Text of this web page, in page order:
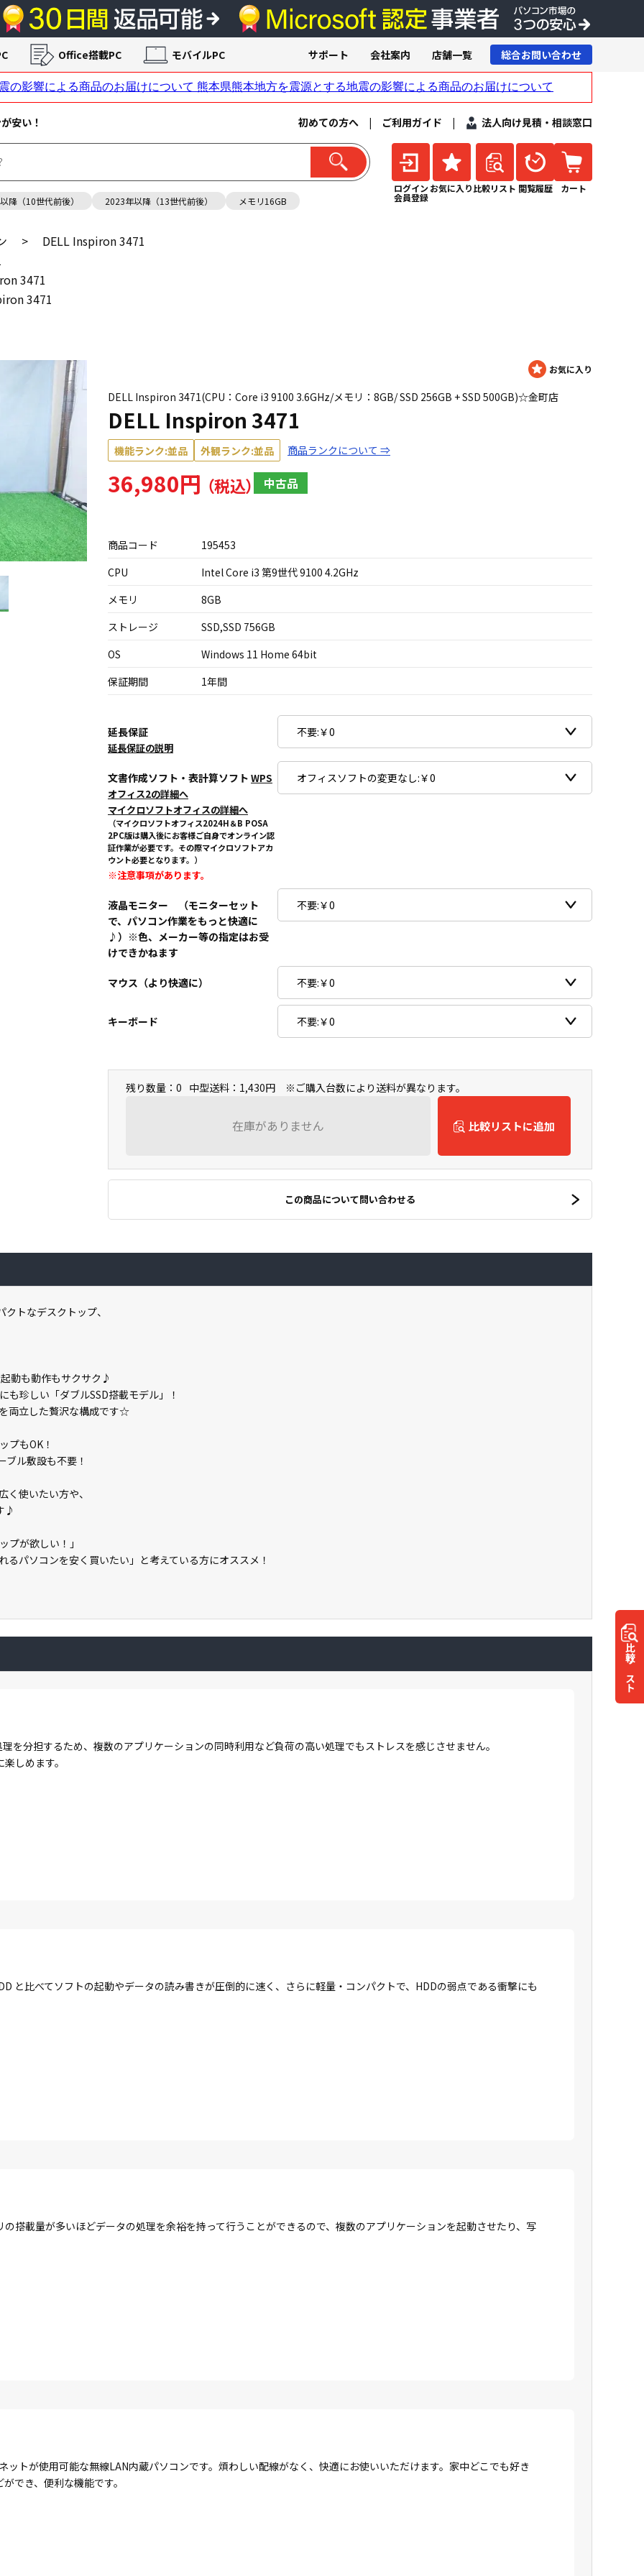
安い！ 初めての方へ | ご利用ガイド | 法人向け見積・相談窓口
降（10世代前後） 2023年以降（13世代前後） メモリ16GB
ログイン
会員登録
お気に入り 比較リスト 閲覧履歴 カート
Office搭載PC モバイルPC サポート 会社案内 店舗一覧 総合お問い合わせ
>
DELL Inspiron 3471
3471
3471
DELL Inspiron 3471(CPU：Core i3 9100 3.6GHz/メモリ：8GB/ SSD 256GB + SSD 500GB)☆金町店
DELL Inspiron 3471
機能ランク:並品 外観ランク:並品 商品ランクについて ⇒
36,980円 中古品
商品コード
195453
CPU
Intel Core i3 第9世代 9100 4.2GHz
メモリ
8GB
ストレージ
SSD,SSD 756GB
OS
Windows 11 Home 64bit
保証期間
1年間
延長保証
延長保証の説明
文書作成ソフト・表計算ソフト WPS
オフィス2の詳細へ
マイクロソフトオフィスの詳細へ
（マイクロソフトオフィス2024H＆B POSA
2PC版は購入後にお客様ご自身でオンライン認
証作業が必要です。その際マイクロソフトアカ
ウント必要となります。）
※注意事項があります。
液晶モニター （モニターセット
で、パソコン作業をもっと快適に
♪）※色、メーカー等の指定はお受
けできかねます
マウス（より快適に）
キーボード
残り数量：0 中型送料：1,430円 ※ご購入台数により送料が異なります。
在庫がありません 比較リストに追加
この商品について問い合わせる
比較
リスト
トなデスクトップ、
動も動作もサクサク♪
も珍しい「ダブルSSD搭載モデル」！
両立した贅沢な構成です☆
プもOK！
ル敷設も不要！
使いたい方や、
♪
プが欲しい！」
るパソコンを安く買いたい」と考えている方にオススメ！
を分担するため、複数のアプリケーションの同時利用など負荷の高い処理でもストレスを感じさせません。
しめます。
と比べてソフトの起動やデータの読み書きが圧倒的に速く、さらに軽量・コンパクトで、HDDの弱点である衝撃にも
搭載量が多いほどデータの処理を余裕を持って行うことができるので、複数のアプリケーションを起動させたり、写
トが使用可能な無線LAN内蔵パソコンです。煩わしい配線がなく、快適にお使いいただけます。家中どこでも好き
でき、便利な機能です。